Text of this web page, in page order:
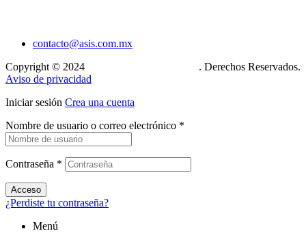
contacto@asis.com.mx
Copyright © 2024
. Derechos Reservados.
Aviso de privacidad
Iniciar sesión Crea una cuenta
Nombre de usuario o correo electrónico *
Contraseña *
Acceso
¿Perdiste tu contraseña?
Menú